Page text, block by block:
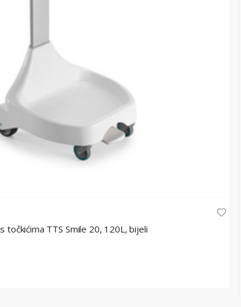
točkićima TTS Smile 20, 120L, bijeli